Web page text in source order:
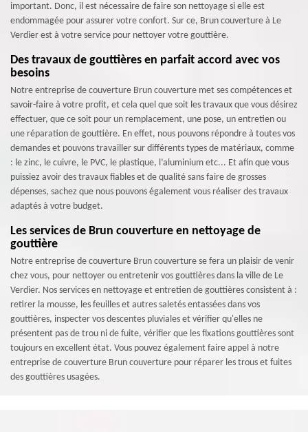
important. Donc, il est nécessaire de faire son nettoyage si elle est
endommagée pour assurer votre confort. Sur ce, Brun couverture à Le
Verdier est à votre service pour nettoyer votre gouttière.
Des travaux de gouttières en parfait accord avec vos
besoins
Notre entreprise de couverture Brun couverture met ses compétences et
savoir-faire à votre profit, et cela quel que soit les travaux que vous désirez
effectuer, que ce soit pour un remplacement, une pose, un entretien ou
une réparation de gouttière. En effet, nous pouvons répondre à toutes vos
demandes et pouvons travailler sur différents types de matériaux, comme
: le zinc, le cuivre, le PVC, le plastique, l’aluminium etc... Et afin que vous
puissiez avoir des travaux fiables et de qualité sans faire de grosses
dépenses, sachez que nous pouvons également vous réaliser des travaux
adaptés à votre budget.
Les services de Brun couverture en nettoyage de
gouttière
Notre entreprise de couverture Brun couverture se fera un plaisir de venir
chez vous, pour nettoyer ou entretenir vos gouttières dans la ville de Le
Verdier. Nos services en nettoyage et entretien de gouttières consistent à :
retirer la mousse, les feuilles et autres saletés entassées dans vos
gouttières, inspecter vos descentes pluviales et vérifier qu'elles ne
présentent pas de trou ni de fuite, vérifier que les fixations gouttières sont
toujours en excellent état. Vous pouvez également faire appel à notre
entreprise de couverture Brun couverture pour réparer les trous et fuites
des gouttières usagées.